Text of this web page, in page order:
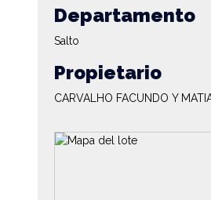
Departamento
Salto
Propietario
CARVALHO FACUNDO Y